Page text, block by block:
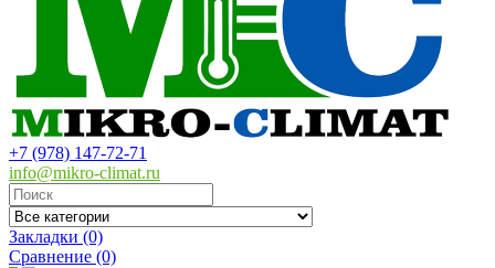
+7 (978) 147-72-71
info@mikro-climat.ru
Закладки (0)
Сравнение (0)